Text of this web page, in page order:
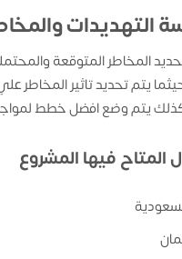
التهديدات
المخاطر المتوقعة
يتم تحديد تاثير المخاطر
يتم وضع افضل خطط
المتاح فيها المشروع